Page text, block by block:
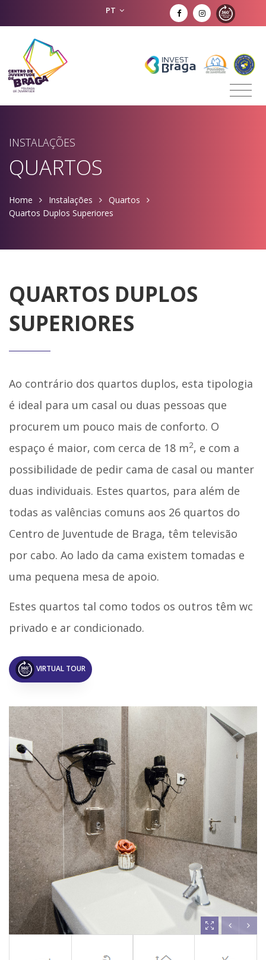
PT
INSTALAÇÕES
QUARTOS
Home Instalações
Quartos
Quartos Duplos Superiores
QUARTOS DUPLOS
SUPERIORES
Ao contrário dos quartos duplos, esta tipologia
é ideal para um casal ou duas pessoas que
procurem um pouco mais de conforto. O
espaço é maior, com cerca de 18 m2, e com a
possibilidade de pedir cama de casal ou manter
duas individuais. Estes quartos, para além de
todas as valências comuns aos 26 quartos do
Centro de Juventude de Braga, têm televisão
por cabo. Ao lado da cama existem tomadas e
uma pequena mesa de apoio.
Estes quartos tal como todos os outros têm wc
privado e ar condicionado.
VIRTUAL TOUR